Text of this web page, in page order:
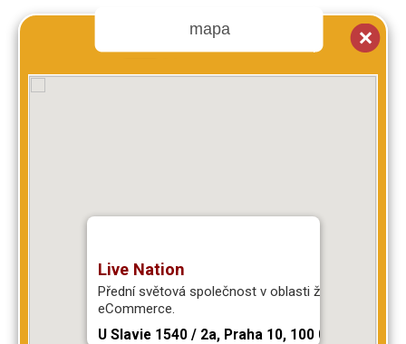
mapa
Live Nation
Přední světová společnost v oblasti živé zábavy a
eCommerce.
U Slavie 1540 / 2a, Praha 10, 100 00